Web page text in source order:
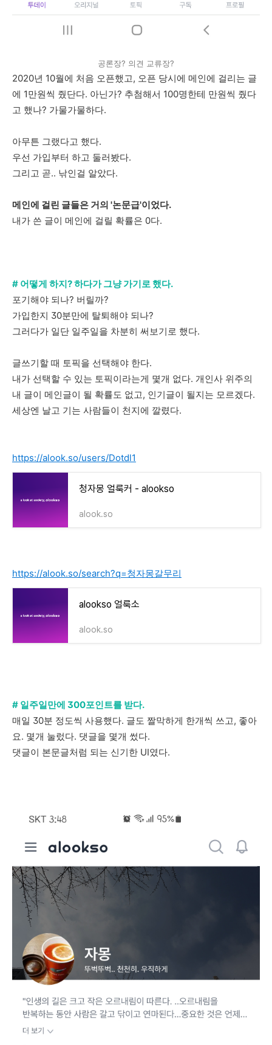
공론장? 의견 교류장?
2020년 10월에 처음 오픈했고, 오픈 당시에 메인에 걸리는 글
에 1만원씩 줬단다. 아닌가? 추첨해서 100명한테 만원씩 줬다
고 했나? 가물가물하다.
아무튼 그랬다고 했다.
우선 가입부터 하고 둘러봤다.
그리고 곧.. 낚인걸 알았다.
메인에 걸린 글들은 거의 '논문급'이었다.
내가 쓴 글이 메인에 걸릴 확률은 0다.
# 어떻게 하지? 하다가 그냥 가기로 했다.
포기해야 되나? 버릴까?
가입한지 30분만에 탈퇴해야 되나?
그러다가 일단 일주일을 차분히 써보기로 했다.
글쓰기할 때 토픽을 선택해야 한다.
내가 선택할 수 있는 토픽이라는게 몇개 없다. 개인사 위주의
내 글이 메인글이 될 확률도 없고, 인기글이 될지는 모르겠다.
세상엔 날고 기는 사람들이 천지에 깔렸다.
https://alook.so/users/Dotdl1
청자몽 얼룩커 - alookso
alook.so
https://alook.so/search?q=청자몽갈무리
alookso 얼룩소
alook.so
# 일주일만에 300포인트를 받다.
매일 30분 정도씩 사용했다. 글도 짤막하게 한개씩 쓰고, 좋아
요. 몇개 눌렀다. 댓글을 몇개 썼다.
댓글이 본문글처럼 되는 신기한 UI였다.